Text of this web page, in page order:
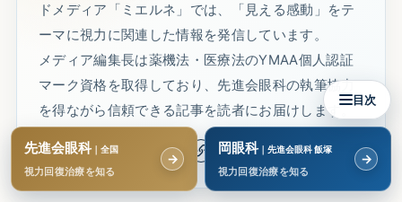
ドメディア「ミエルネ」では、「見える感動」をテ
ーマに視力に関連した情報を発信しています。
メディア編集長は薬機法・医療法のYMAA個人認証
マーク資格を取得しており、先進会眼科の執筆協力
を得ながら信頼できる記事を読者にお届けします。
先進会眼科｜全国
視力回復治療を知る
→
岡眼科｜先進会眼科 飯塚
視力回復治療を知る
→
目次